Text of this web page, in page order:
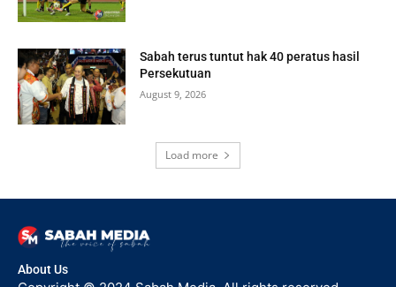
Sabah terus tuntut hak 40 peratus hasil
Persekutuan
August 9, 2026
Load more
About Us